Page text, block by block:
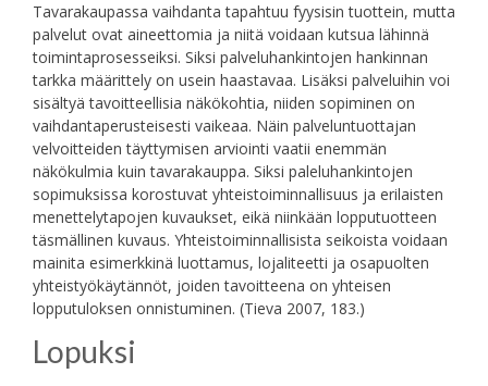
Tavarakaupassa vaihdanta tapahtuu fyysisin tuottein, mutta
palvelut ovat aineettomia ja niitä voidaan kutsua lähinnä
toimintaprosesseiksi. Siksi palveluhankintojen hankinnan
tarkka määrittely on usein haastavaa. Lisäksi palveluihin voi
sisältyä tavoitteellisia näkökohtia, niiden sopiminen on
vaihdantaperusteisesti vaikeaa. Näin palveluntuottajan
velvoitteiden täyttymisen arviointi vaatii enemmän
näkökulmia kuin tavarakauppa. Siksi paleluhankintojen
sopimuksissa korostuvat yhteistoiminnallisuus ja erilaisten
menettelytapojen kuvaukset, eikä niinkään lopputuotteen
täsmällinen kuvaus. Yhteistoiminnallisista seikoista voidaan
mainita esimerkkinä luottamus, lojaliteetti ja osapuolten
yhteistyökäytännöt, joiden tavoitteena on yhteisen
lopputuloksen onnistuminen. (Tieva 2007, 183.)
Lopuksi